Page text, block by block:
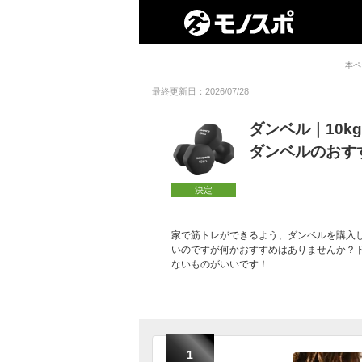
本
最終更新日：2026/07/28
決定
ダンベル｜
ダンベルのお
家で筋トレができるよう、ダンベルを購入
いのですが何かおすすめはありませんか
ないものがいいです！
1